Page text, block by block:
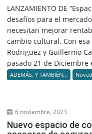
LANZAMIENTO DE
desafíos para el
necesitan mejorar
cambio cultural. Con
Rodriguez y Guillermo
pasado 21 de Diciembre
ADEMÁS. Y TAMBIÉN...
6 noviembre, 2023
Nuevo espacio de